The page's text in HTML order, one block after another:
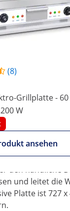
(8)
Grillplatte - 60
W
ansehen
hin
die
erreicht der
den handliche
und leitet die
Platte ist